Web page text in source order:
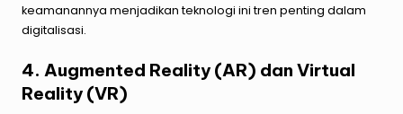
keamanannya menjadikan teknologi ini tren penting dalam
digitalisasi.
4. Augmented Reality (AR) dan Virtual
Reality (VR)